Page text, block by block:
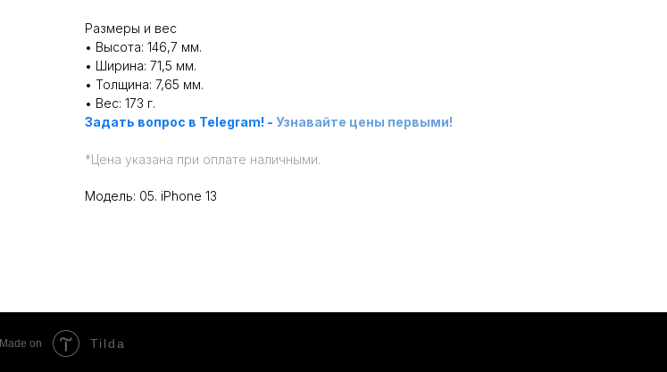
Размеры и вес
• Высота: 146,7 мм.
• Ширина: 71,5 мм.
• Толщина: 7,65 мм.
• Вес: 173 г.
Задать вопрос в Telegram! - Узнавайте цены первыми!
*Цена указана при оплате наличными.
Модель: 05. iPhone 13
Made on Tilda